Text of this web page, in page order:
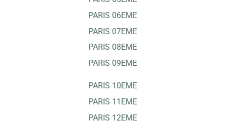
PARIS 06EME
PARIS 07EME
PARIS 08EME
PARIS 09EME
PARIS 10EME
PARIS 11EME
PARIS 12EME